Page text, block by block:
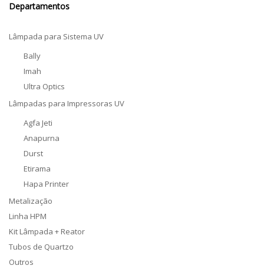
Departamentos
Lâmpada para Sistema UV
Bally
Imah
Ultra Optics
Lâmpadas para Impressoras UV
Agfa Jeti
Anapurna
Durst
Etirama
Hapa Printer
Metalização
Linha HPM
Kit Lâmpada + Reator
Tubos de Quartzo
Outros